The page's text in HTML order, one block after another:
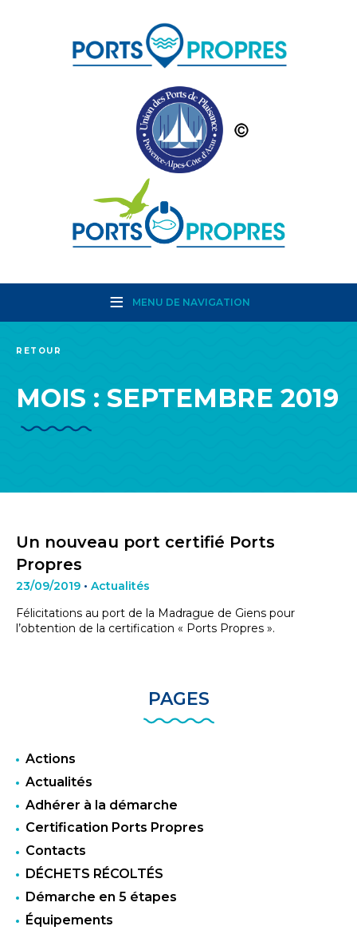
MENU DE NAVIGATION
RETOUR
MOIS : SEPTEMBRE 2019
Un nouveau port certifié Ports
Propres
23/09/2019 • Actualités
Félicitations au port de la Madrague de Giens pour
l’obtention de la certification « Ports Propres ».
PAGES
Actions
Actualités
Adhérer à la démarche
Certification Ports Propres
Contacts
DÉCHETS RÉCOLTÉS
Démarche en 5 étapes
Équipements